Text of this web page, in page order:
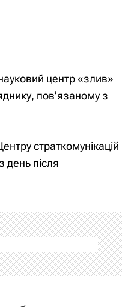
центр «злив»
пов’язаному з
страткомунікацій
день після